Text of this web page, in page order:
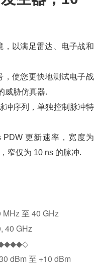
，以满足雷达、电子战和
，使您更快地测试电子战
威胁仿真器.
冲序列，单独控制脉冲特
更新速率，宽度为
窄仅为 10 ns 的脉冲.
MHz 至 40 GHz
40 GHz
dBm 至 +10 dBm